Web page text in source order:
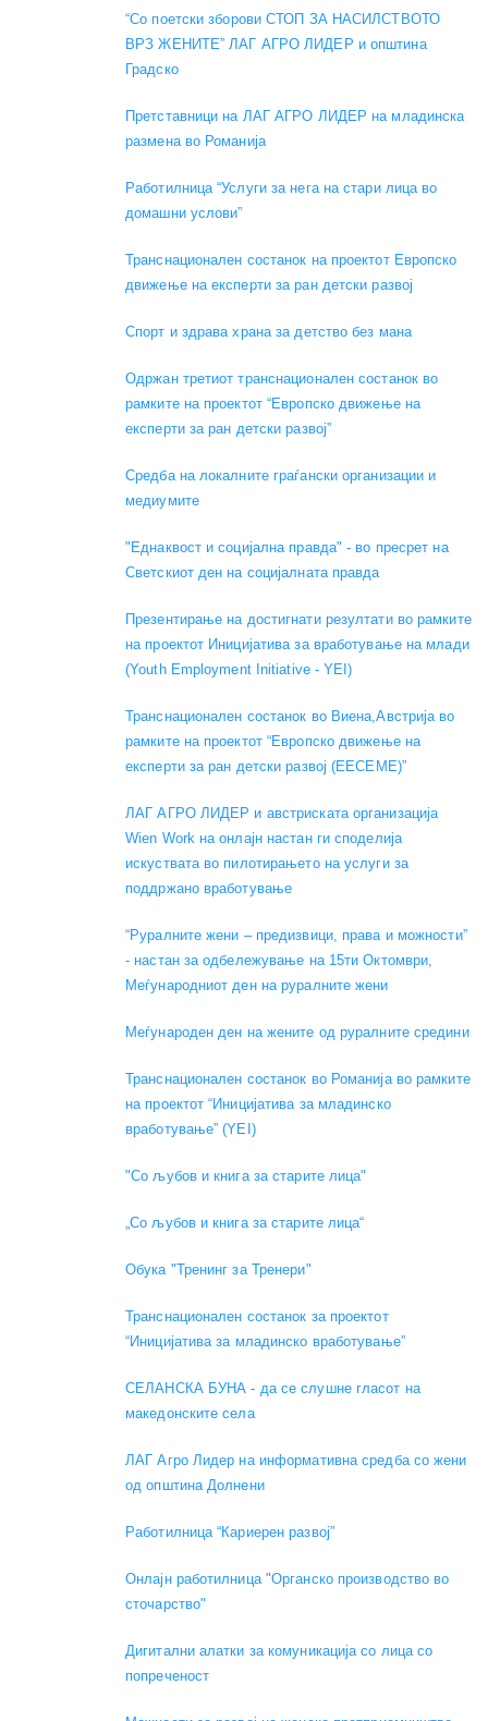
“Со поетски зборови СТОП ЗА НАСИЛСТВОТО
ВРЗ ЖЕНИТЕ” ЛАГ АГРО ЛИДЕР и општина
Градско
Претставници на ЛАГ АГРО ЛИДЕР на младинска
размена во Романија
Работилница “Услуги за нега на стари лица во
домашни услови”
Транснационален состанок на проектот Европско
движење на експерти за ран детски развој
Спорт и здрава храна за детство без мана
Одржан третиот транснационален состанок во
рамките на проектот “Европско движење на
експерти за ран детски развој”
Средба на локалните граѓански организации и
медиумите
"Еднаквост и социјална правда" - во пресрет на
Светскиот ден на социјалната правда
Презентирање на достигнати резултати во рамките
на проектот Иницијатива за вработување на млади
(Youth Employment Initiative - YEI)
Транснационален состанок во Виена,Австрија во
рамките на проектот “Европско движење на
експерти за ран детски развој (EECEME)”
ЛАГ АГРО ЛИДЕР и австриската организација
Wien Work на онлајн настан ги споделија
искуствата во пилотирањето на услуги за
поддржано вработување
“Руралните жени – предизвици, права и можности”
- настан за одбележување на 15ти Октомври,
Меѓународниот ден на руралните жени
Меѓународен ден на жените од руралните средини
Транснационален состанок во Романија во рамките
на проектот “Иницијатива за младинско
вработување” (YEI)
"Со љубов и книга за старите лица"
„Со љубов и книга за старите лица“
Обука "Тренинг за Тренери"
Транснационален состанок за проектот
“Иницијатива за младинско вработување”
СЕЛАНСКА БУНА - да се слушне гласот на
македонските села
ЛАГ Агро Лидер на информативна средба со жени
од општина Долнени
Работилница “Кариерен развој”
Онлајн работилница "Органско производство во
сточарство"
Дигитални алатки за комуникација со лица со
попреченост